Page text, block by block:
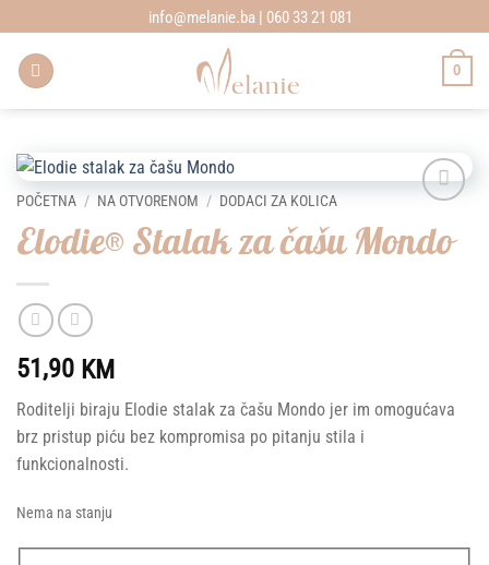
to
content
info@melanie.ba | 060 33 21 081
0
wishlist
POČETNA / NA OTVORENOM / DODACI ZA KOLICA
Elodie® Stalak za čašu Mondo
51,90 KM
Roditelji biraju Elodie stalak za čašu Mondo jer im omogućava
brz pristup piću bez kompromisa po pitanju stila i
funkcionalnosti.
Nema na stanju